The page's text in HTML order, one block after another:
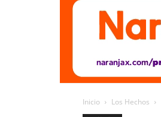
Inicio Los Hechos